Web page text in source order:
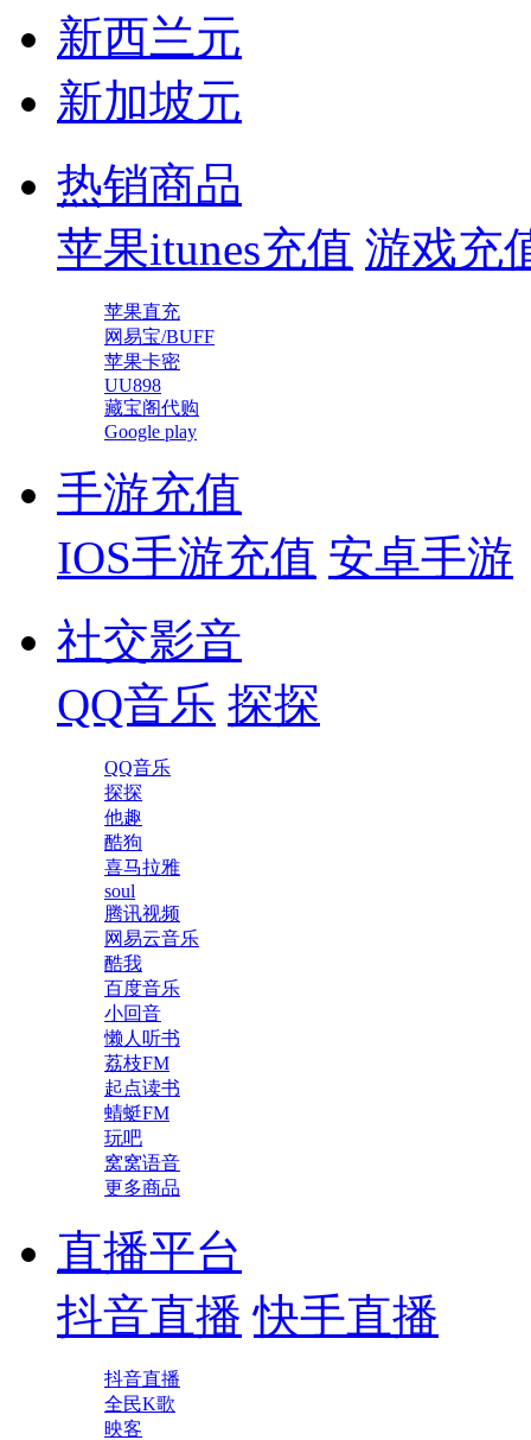
新西兰元
新加坡元
热销商品
苹果itunes充值 游戏充
苹果直充
网易宝/BUFF
苹果卡密
UU898
藏宝阁代购
Google play
手游充值
IOS手游充值 安卓手游
社交影音
QQ音乐 探探
QQ音乐
探探
他趣
酷狗
喜马拉雅
soul
腾讯视频
网易云音乐
酷我
百度音乐
小回音
懒人听书
荔枝FM
起点读书
蜻蜓FM
玩吧
窝窝语音
更多商品
直播平台
抖音直播 快手直播
抖音直播
全民K歌
映客